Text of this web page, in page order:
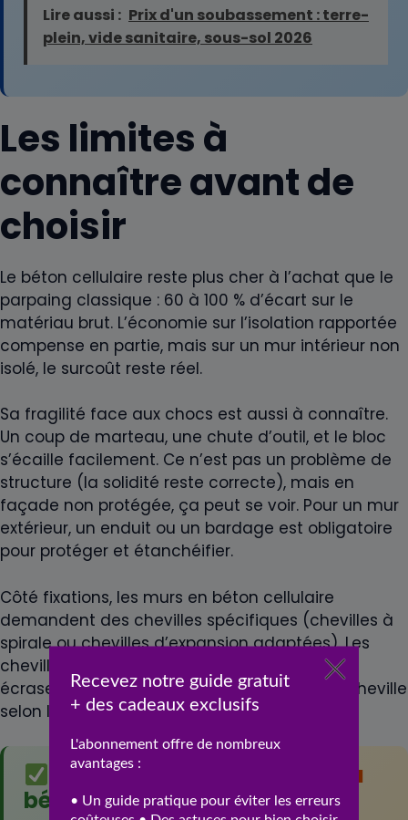
Lire aussi : Prix d'un soubassement : terre-
plein, vide sanitaire, sous-sol 2026
Les limites à
connaître avant de
choisir
Le béton cellulaire reste plus cher à l’achat que le
parpaing classique : 60 à 100 % d’écart sur le
matériau brut. L’économie sur l’isolation rapportée
compense en partie, mais sur un mur intérieur non
isolé, le surcoût reste réel.
Sa fragilité face aux chocs est aussi à connaître.
Un coup de marteau, une chute d’outil, et le bloc
s’écaille facilement. Ce n’est pas un problème de
structure (la solidité reste correcte), mais en
façade non protégée, ça peut se voir. Pour un mur
extérieur, un enduit ou un bardage est obligatoire
pour protéger et étanchéifier.
Côté fixations, les murs en béton cellulaire
demandent des chevilles spécifiques (chevilles à
spirale ou chevilles d’expansion adaptées). Les
chevilles classiques tournent dans le vide ou
écrasent le matériau. Compte 0,80 à 2 € la cheville
selon la charge à supporter.
Atouts du
béton
Limites à
anticiper